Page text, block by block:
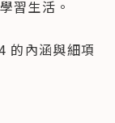
習生活。
的內涵與細項